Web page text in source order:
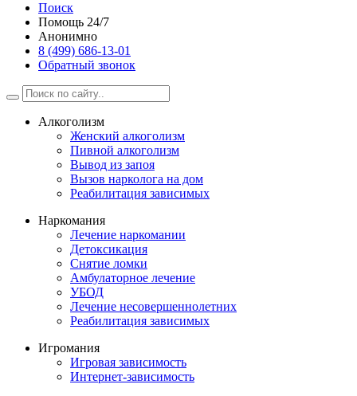
Поиск
Помощь 24/7
Анонимно
8 (499) 686-13-01
Обратный звонок
Алкоголизм
Женский алкоголизм
Пивной алкоголизм
Вывод из запоя
Вызов нарколога на дом
Реабилитация зависимых
Наркомания
Лечение наркомании
Детоксикация
Снятие ломки
Амбулаторное лечение
УБОД
Лечение несовершеннолетних
Реабилитация зависимых
Игромания
Игровая зависимость
Интернет-зависимость